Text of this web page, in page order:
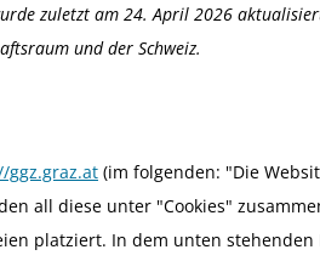
zuletzt am 24. April 2026
und der Schweiz.
ggz.graz.at (im folgenden: "Die
all diese unter "Cookies"
platziert. In dem unten